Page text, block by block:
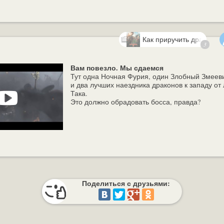
Вам повезло. Мы сдаемся
Тут одна Ночная Фурия, один Злобный
и два лучших наездника драконов к западу от
Така.
Это должно обрадовать босса, правда?
Как приручить дракона
3
Поделиться с друзьями: